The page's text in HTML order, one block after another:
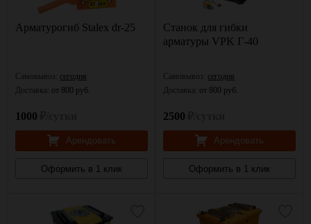
Арматурогиб Stalex dr-25
Самовывоз: сегодня
Доставка: от 800 руб.
1000
Арендовать
Оформить в 1 клик
Станок для гибки
арматуры VPK Г-40
Самовывоз: сегодня
Доставка: от 800 руб.
2500
Арендовать
Оформить в 1 клик